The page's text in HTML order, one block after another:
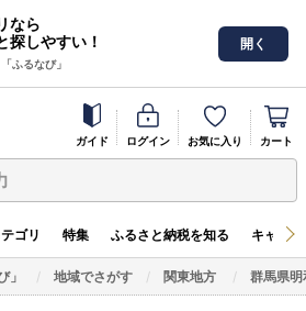
なら
探しやすい！
ふるなび」
開く
ガイド ログイン お気に入り カート
ゴリ 特集 ふるさと納税を知る キャン
」 地域でさがす 関東地方 群馬県明